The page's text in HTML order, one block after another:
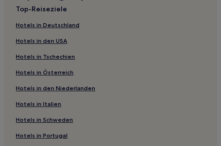
Sant Josep de sa Talaia Hotels
Familien in Port de Pollença
Haustierfreundliche in Ciutadella de Menorca
Ferienwohnungen in Ciutadella de Menorca
Aparthotels in Ciutadella de Menorca
Gasthäuser in Ciutadella de Menorca
Hotels mit inbegriffenem Frühstück in Cala Ratjada
Haustierfreundliche in Cala Ratjada
Top-Reiseziele
Hotels in Deutschland
Hotels in den USA
Hotels in Tschechien
Hotels in Österreich
Hotels in den Niederlanden
Hotels in Italien
Hotels in Schweden
Hotels in Portugal